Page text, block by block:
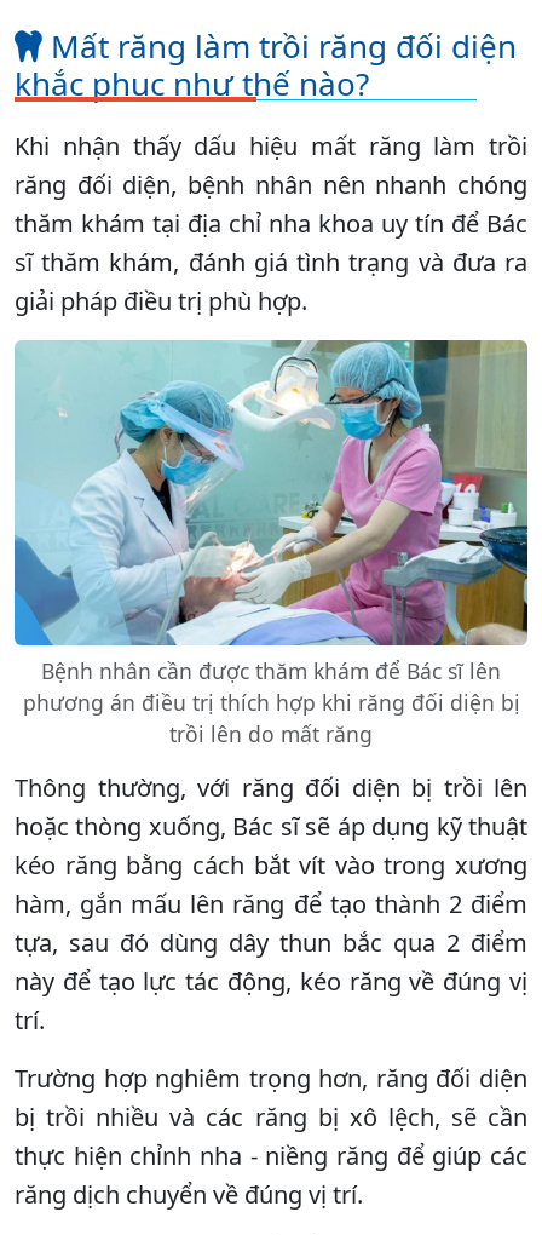
Mất răng làm trồi răng đối diện
khắc phục như thế nào?
Khi nhận thấy dấu hiệu mất răng làm trồi
răng đối diện, bệnh nhân nên nhanh chóng
thăm khám tại địa chỉ nha khoa uy tín để Bác
sĩ thăm khám, đánh giá tình trạng và đưa ra
giải pháp điều trị phù hợp.
Bệnh nhân cần được thăm khám để Bác sĩ lên
phương án điều trị thích hợp khi răng đối diện bị
trồi lên do mất răng
Thông thường, với răng đối diện bị trồi lên
hoặc thòng xuống, Bác sĩ sẽ áp dụng kỹ thuật
kéo răng bằng cách bắt vít vào trong xương
hàm, gắn mấu lên răng để tạo thành 2 điểm
tựa, sau đó dùng dây thun bắc qua 2 điểm
này để tạo lực tác động, kéo răng về đúng vị
trí.
Trường hợp nghiêm trọng hơn, răng đối diện
bị trồi nhiều và các răng bị xô lệch, sẽ cần
thực hiện chỉnh nha - niềng răng để giúp các
răng dịch chuyển về đúng vị trí.